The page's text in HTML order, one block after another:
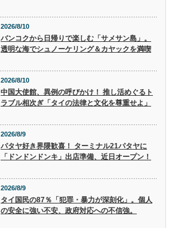
2026/8/10
バンコクから日帰りで楽しむ「サメサン島」。
透明な海でシュノーケリング＆カヤックを満喫
2026/8/10
中国大使館、異例の呼びかけ！ 推し活めぐるト
ラブル相次ぎ「タイの法律と文化を尊重せよ」
2026/8/9
パタヤ好き界隈歓喜！ ターミナル21パタヤに
「ドンドンドンキ」出店準備、近日オープン！
2026/8/9
タイ国民の87％「犯罪・暴力が深刻化」。個人
の安全に強い不安、政府対応への不信強。